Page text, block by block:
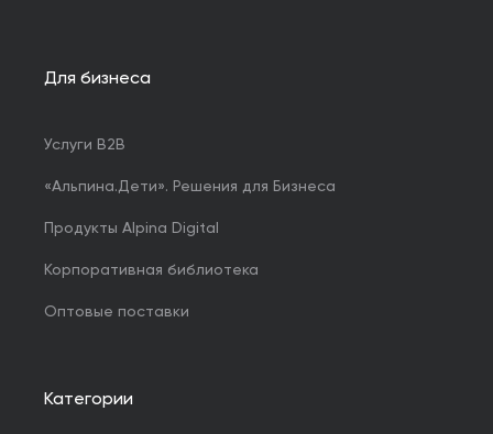
Для бизнеса
Услуги B2B
«Альпина.Дети». Решения для Бизнеса
Продукты Alpina Digital
Корпоративная библиотека
Оптовые поставки
Категории